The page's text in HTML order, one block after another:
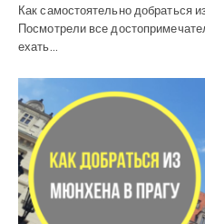
Как самостоятельно добраться
Посмотрели все
ехать…